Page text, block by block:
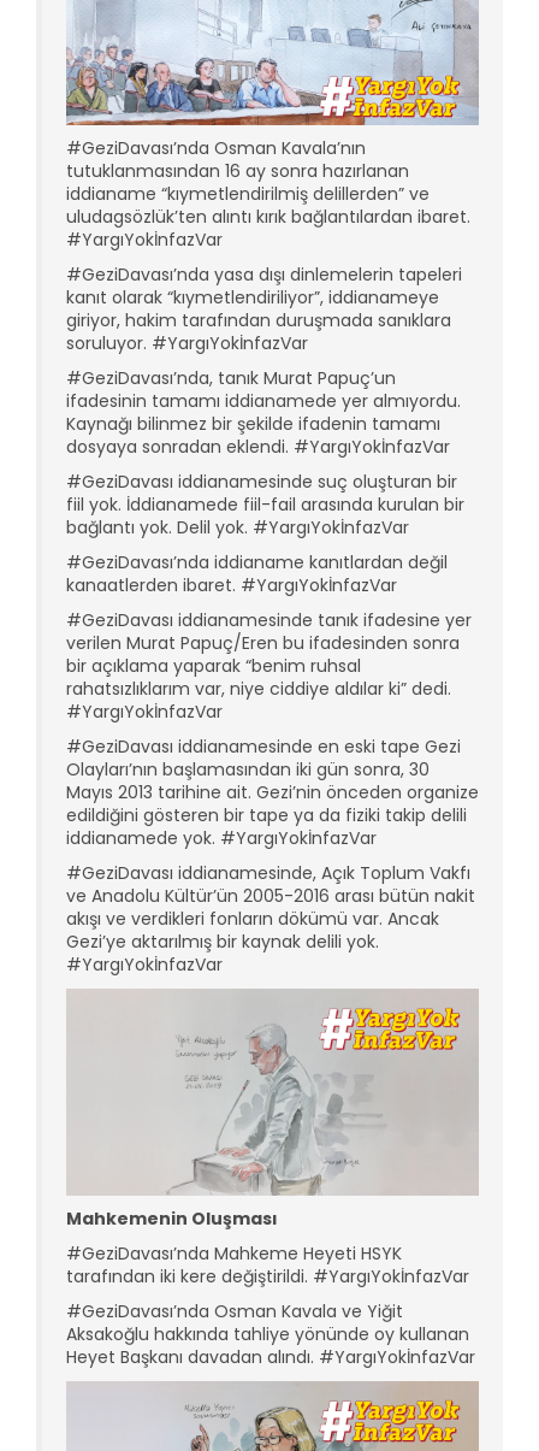
#GeziDavası’nda Osman Kavala’nın
tutuklanmasından 16 ay sonra hazırlanan
iddianame “kıymetlendirilmiş delillerden” ve
uludagsözlük’ten alıntı kırık bağlantılardan ibaret.
#YargıYokİnfazVar
#GeziDavası’nda yasa dışı dinlemelerin tapeleri
kanıt olarak “kıymetlendiriliyor”, iddianameye
giriyor, hakim tarafından duruşmada sanıklara
soruluyor. #YargıYokİnfazVar
#GeziDavası’nda, tanık Murat Papuç’un
ifadesinin tamamı iddianamede yer almıyordu.
Kaynağı bilinmez bir şekilde ifadenin tamamı
dosyaya sonradan eklendi. #YargıYokİnfazVar
#GeziDavası iddianamesinde suç oluşturan bir
fiil yok. İddianamede fiil-fail arasında kurulan bir
bağlantı yok. Delil yok. #YargıYokİnfazVar
#GeziDavası’nda iddianame kanıtlardan değil
kanaatlerden ibaret. #YargıYokİnfazVar
#GeziDavası iddianamesinde tanık ifadesine yer
verilen Murat Papuç/Eren bu ifadesinden sonra
bir açıklama yaparak “benim ruhsal
rahatsızlıklarım var, niye ciddiye aldılar ki” dedi.
#YargıYokİnfazVar
#GeziDavası iddianamesinde en eski tape Gezi
Olayları’nın başlamasından iki gün sonra, 30
Mayıs 2013 tarihine ait. Gezi’nin önceden organize
edildiğini gösteren bir tape ya da fiziki takip delili
iddianamede yok. #YargıYokİnfazVar
#GeziDavası iddianamesinde, Açık Toplum Vakfı
ve Anadolu Kültür’ün 2005-2016 arası bütün nakit
akışı ve verdikleri fonların dökümü var. Ancak
Gezi’ye aktarılmış bir kaynak delili yok.
#YargıYokİnfazVar
Mahkemenin Oluşması
#GeziDavası’nda Mahkeme Heyeti HSYK
tarafından iki kere değiştirildi. #YargıYokİnfazVar
#GeziDavası’nda Osman Kavala ve Yiğit
Aksakoğlu hakkında tahliye yönünde oy kullanan
Heyet Başkanı davadan alındı. #YargıYokİnfazVar